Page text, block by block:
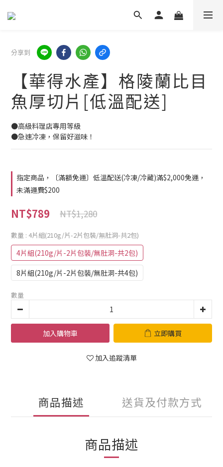
分享到
【華得水產】格陵蘭比目
魚厚切片[低溫配送]
●高級料理店專用等級
●急速冷凍，保留好滋味！
指定商品，〔滿額免運〕低溫配送(冷凍/冷藏)滿$2,000免運，
未滿運費$200
NT$1,280
NT$789
數量 : 4片組(210g/片-2片包裝/無肚洞-共2包)
4片組(210g/片-2片包裝/無肚洞-共2包)
8片組(210g/片-2片包裝/無肚洞-共4包)
數量
加入購物車 立即購買
加入追蹤清單
商品描述 送貨及付款方式
商品描述